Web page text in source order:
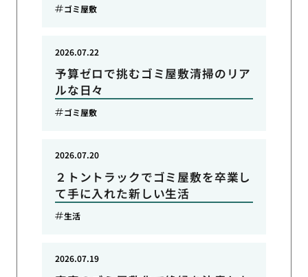
ゴミ屋敷
予算ゼロで挑むゴミ屋敷清掃のリア
ルな日々
2026.07.22
ゴミ屋敷
２トントラックでゴミ屋敷を卒業し
て手に入れた新しい生活
2026.07.20
生活
2026.07.19